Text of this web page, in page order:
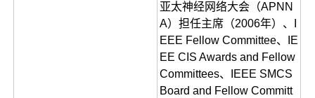
亚太神经网络大会（APNN
A）担任主席（2006年）、I
EEE Fellow Committee、IE
EE CIS Awards and Fellow
Committees、IEEE SMCS
Board and Fellow Committ